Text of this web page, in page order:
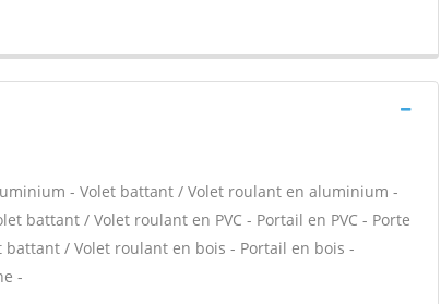
- Volet battant / Volet roulant en aluminium -
battant / Volet roulant en PVC - Portail en PVC - Porte
/ Volet roulant en bois - Portail en bois -
-